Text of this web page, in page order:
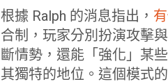
根據 Ralph 的消息指出，
合制，玩家分別扮演攻擊
斷情勢，還能「強化」某
其獨特的地位。這個模式